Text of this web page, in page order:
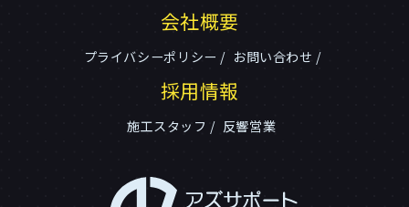
会社概要
プライバシーポリシー お問い合わせ
採用情報
施工スタッフ 反響営業